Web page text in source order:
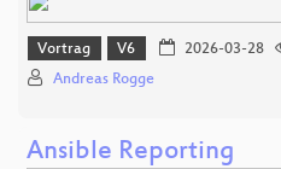
Vortrag V6 2026-03-28
Andreas Rogge
Ansible Reporting